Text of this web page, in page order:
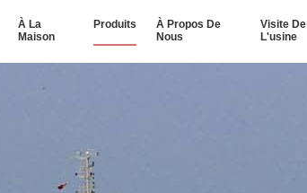
À La
Maison
Produits
À Propos De
Nous
Visite De
L'usine